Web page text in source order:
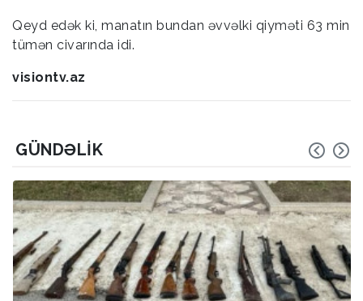
Qeyd edək ki, manatın bundan əvvəlki qiyməti 63 min
tümən civarında idi.
visiontv.az
GÜNDƏLIK